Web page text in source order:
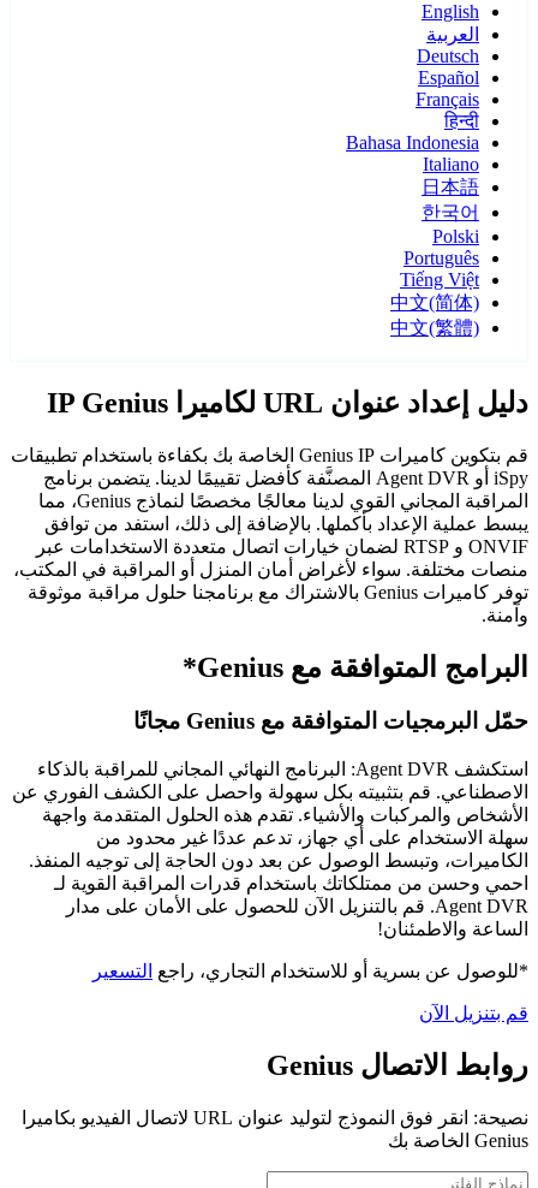
English
العربية
Deutsch
Español
Français
हिन्दी
Bahasa Indonesia
Italiano
日本語
한국어
Polski
Português
Tiếng Việt
中文(简体)
中文(繁體)
دليل إعداد عنوان URL لكاميرا IP Genius
قم بتكوين كاميرات Genius IP الخاصة بك بكفاءة باستخدام تطبيقات
iSpy أو Agent DVR المصنَّفة كأفضل تقييمًا لدينا. يتضمن برنامج
المراقبة المجاني القوي لدينا معالجًا مخصصًا لنماذج Genius، مما
يبسط عملية الإعداد بأكملها. بالإضافة إلى ذلك، استفد من توافق
ONVIF و RTSP لضمان خيارات اتصال متعددة الاستخدامات عبر
منصات مختلفة. سواء لأغراض أمان المنزل أو المراقبة في المكتب،
توفر كاميرات Genius بالاشتراك مع برنامجنا حلول مراقبة موثوقة
وآمنة.
البرامج المتوافقة مع Genius*
حمّل البرمجيات المتوافقة مع Genius مجانًا
استكشف Agent DVR: البرنامج النهائي المجاني للمراقبة بالذكاء
الاصطناعي. قم بتثبيته بكل سهولة واحصل على الكشف الفوري عن
الأشخاص والمركبات والأشياء. تقدم هذه الحلول المتقدمة واجهة
سهلة الاستخدام على أي جهاز، تدعم عددًا غير محدود من
الكاميرات، وتبسط الوصول عن بعد دون الحاجة إلى توجيه المنفذ.
احمي وحسن من ممتلكاتك باستخدام قدرات المراقبة القوية لـ
Agent DVR. قم بالتنزيل الآن للحصول على الأمان على مدار
الساعة والاطمئنان!
*للوصول عن بسرية أو للاستخدام التجاري، راجع التسعير
قم بتنزيل الآن
روابط الاتصال Genius
نصيحة: انقر فوق النموذج لتوليد عنوان URL لاتصال الفيديو بكاميرا
Genius الخاصة بك